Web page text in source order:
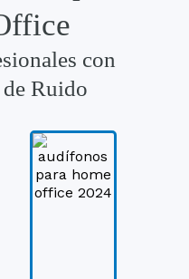
con
Ruido